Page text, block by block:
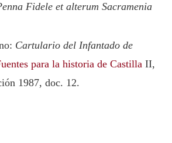
Fidele et alterum Sacramenia
Cartulario del Infantado de
para la historia de Castilla II,
1987, doc. 12.